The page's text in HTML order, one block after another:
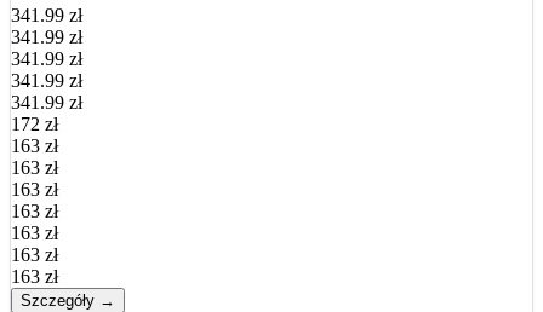
341.99 zł
341.99 zł
341.99 zł
341.99 zł
341.99 zł
172 zł
163 zł
163 zł
163 zł
163 zł
163 zł
163 zł
163 zł
Szczegóły →